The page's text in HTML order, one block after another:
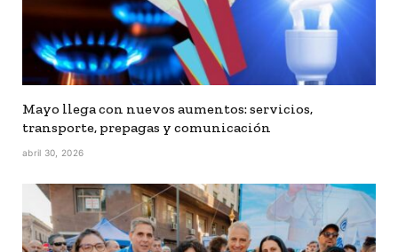
Mayo llega con nuevos aumentos: servicios,
transporte, prepagas y comunicación
abril 30, 2026